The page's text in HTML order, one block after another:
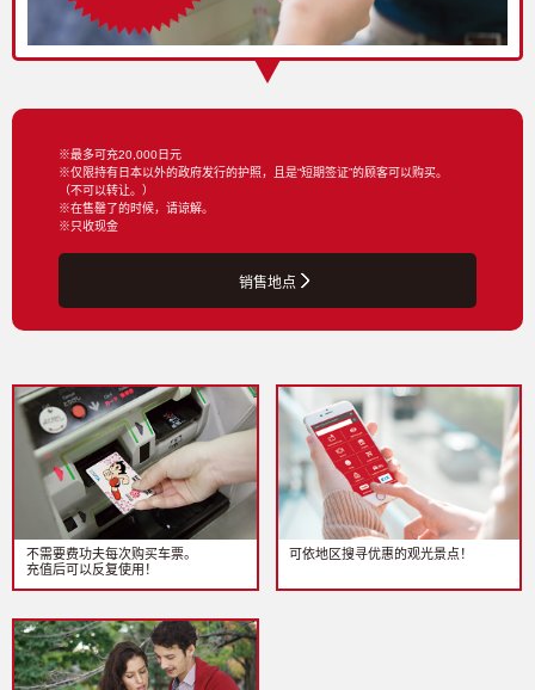
※最多可充20,000日元
※仅限持有日本以外的政府发行的护照，且是“短期签证”的顾客可以购买。
（不可以转让。）
※在售罄了的时候，请谅解。
※只收现金
销售地点
不需要费功夫每次购买车票。
充值后可以反复使用！
可依地区搜寻优惠的观光景点！